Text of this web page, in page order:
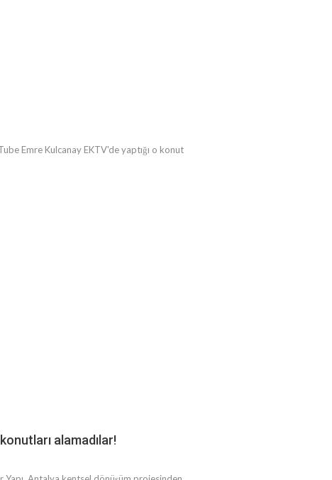
Emre Kulcanay EKTV'de yaptığı o konut
alamadılar!